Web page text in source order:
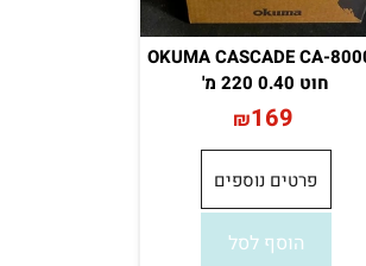
OKUMA CASCADE CA-
חוט 0.40 220 מ'
₪169
פרטים נוספים
הוסף לסל